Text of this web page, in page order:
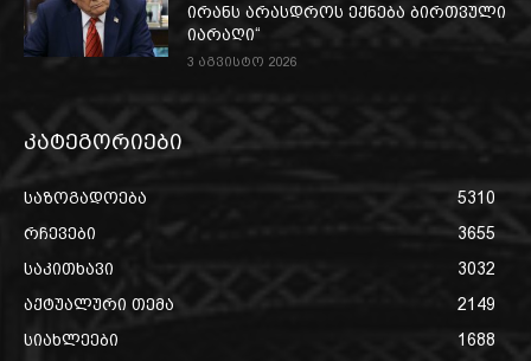
ირანს არასდროს ექნება ბირთვული
იარაღი“
3 აგვისტო 2026
კატეგორიები
საზოგადოება
5310
რჩევები
3655
საკითხავი
3032
აქტუალური თემა
2149
სიახლეები
1688